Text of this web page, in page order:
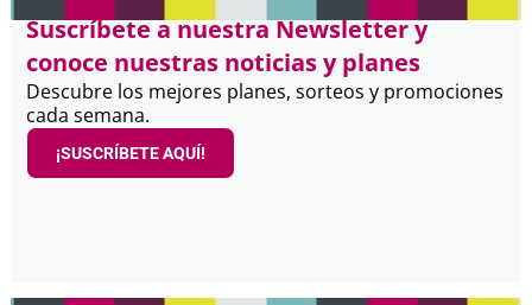
Suscríbete a nuestra Newsletter y
conoce nuestras noticias y planes
Descubre los mejores planes, sorteos y promociones
cada semana.
¡SUSCRÍBETE AQUÍ!